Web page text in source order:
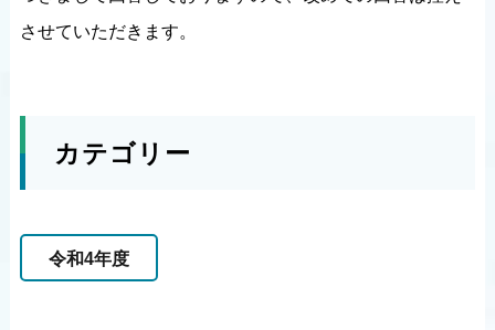
させていただきます。
カテゴリー
令和4年度